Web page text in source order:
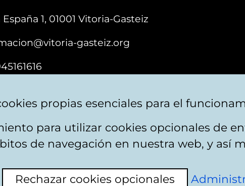
España 1, 01001 Vitoria-Gasteiz
gasteiz.org
Website map Accessibility Contact
propias esenciales para el
para utilizar cookies opcionales de
de navegación en nuestra web, y así
Rechazar cookies opcionales